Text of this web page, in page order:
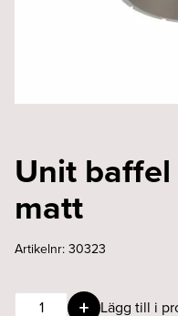
Unit
matt
Artikelnr:30323
Unit
Lägg till i